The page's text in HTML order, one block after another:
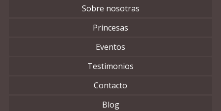
Sobre nosotras
Princesas
Eventos
Testimonios
Contacto
Blog